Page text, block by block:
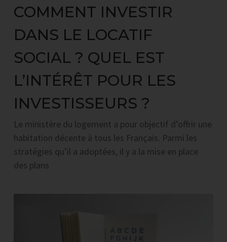
COMMENT INVESTIR
DANS LE LOCATIF
SOCIAL ? QUEL EST
L’INTÉRÊT POUR LES
INVESTISSEURS ?
Le ministère du logement a pour objectif d’offrir une
habitation décente à tous les Français. Parmi les
stratégies qu’il a adoptées, il y a la mise en place
des plans